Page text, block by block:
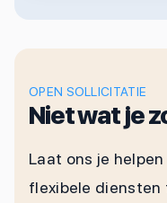
OPEN SOLLICITATIE
Niet wat je
Laat ons je
flexibele diensten